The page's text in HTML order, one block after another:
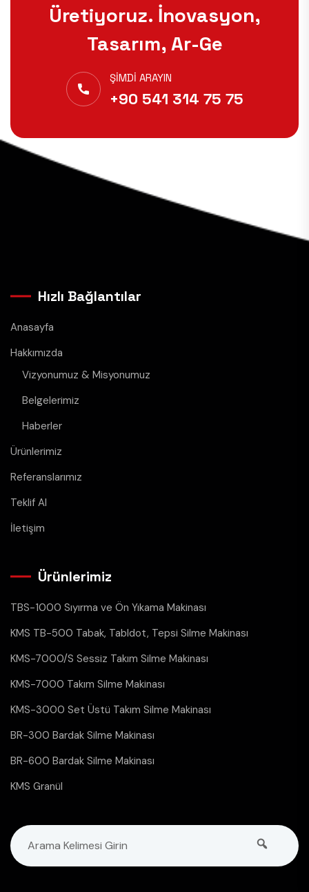
Üretiyoruz. İnovasyon,
Tasarım, Ar-Ge
ŞIMDI ARAYIN
+90 541 314 75 75
Hızlı Bağlantılar
Anasayfa
Hakkımızda
Vizyonumuz & Misyonumuz
Belgelerimiz
Haberler
Ürünlerimiz
Referanslarımız
Teklif Al
İletişim
Ürünlerimiz
TBS-1000 Sıyırma ve Ön Yıkama Makinası
KMS TB-500 Tabak, Tabldot, Tepsi Silme Makinası
KMS-7000/S Sessiz Takım Silme Makinası
KMS-7000 Takım Silme Makinası
KMS-3000 Set Üstü Takım Silme Makinası
BR-300 Bardak Silme Makinası
BR-600 Bardak Silme Makinası
KMS Granül